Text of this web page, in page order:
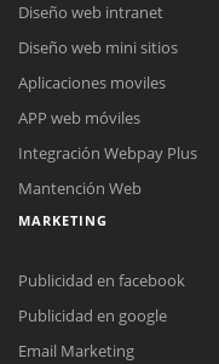
Diseño web intranet
Diseño web mini sitios
Aplicaciones moviles
APP web móviles
Integración Webpay Plus
Mantención Web
MARKETING
Publicidad en facebook
Publicidad en google
Email Marketing